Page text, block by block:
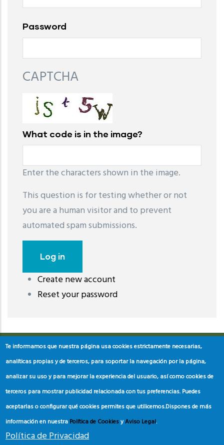
Password
CAPTCHA
What code is in the image?
Enter the characters shown in the image.
This question is for testing whether or not
you are a human visitor and to prevent
automated spam submissions.
Create new account
Reset your password
레딧 다운로드coloring pages printable
download
Te informamos que nuestra página usa cookies estrictamente necesarias,
analíticas propias y de terceros, para soportar la navegación por la página,
analizar su uso y para mejorar la experiencia del usuario, así como cookies de
terceros para mostrar publicidad relacionada con tus preferencias. Puedes
aceptarlas o configurar qué cookies permites que utilicemos.Dispones de más
información en nuestra Política de CookiesyAviso Legal.
Política de Privacidad